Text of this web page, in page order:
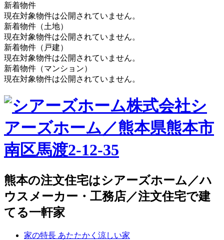
新着物件
現在対象物件は公開されていません。
新着物件（土地）
現在対象物件は公開されていません。
新着物件（戸建）
現在対象物件は公開されていません。
新着物件（マンション）
現在対象物件は公開されていません。
株式会社シ
アーズホーム／熊本県熊本市
南区馬渡2-12-35
熊本の注文住宅はシアーズホーム／ハ
ウスメーカー・工務店／注文住宅で建
てる一軒家
家の特長 あたたかく涼しい家